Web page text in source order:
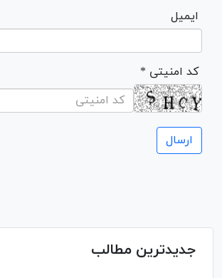
ایمیل
* کد امنیتی
جدیدترین مطالب